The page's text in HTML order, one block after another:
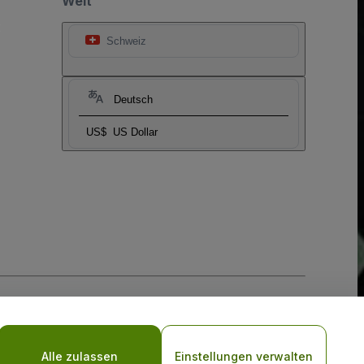
Schweiz
Deutsch
US$ US Dollar
RichtlinieundDatenschutzrichtlinie für Mobilanwendungen
Alle zulassen Einstellungen verwalten